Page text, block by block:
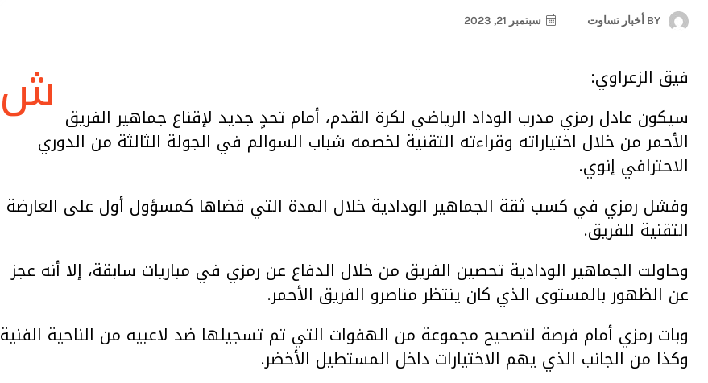
BY أخبار تساوت سبتمبر 21, 2023
ش
فيق الزعراوي:
سيكون عادل رمزي مدرب الوداد الرياضي لكرة القدم، أمام تحدٍ جديد لإقناع جماهير الفريق
الأحمر من خلال اختياراته وقراءته التقنية لخصمه شباب السوالم في الجولة الثالثة من الدوري
الاحترافي إنوي.
وفشل رمزي في كسب ثقة الجماهير الودادية خلال المدة التي قضاها كمسؤول أول على العارضة
التقنية للفريق.
وحاولت الجماهير الودادية تحصين الفريق من خلال الدفاع عن رمزي في مباريات سابقة، إلا أنه عجز
عن الظهور بالمستوى الذي كان ينتظر مناصرو الفريق الأحمر.
وبات رمزي أمام فرصة لتصحيح مجموعة من الهفوات التي تم تسجيلها ضد لاعبيه من الناحية الفنية
وكذا من الجانب الذي يهم الاختيارات داخل المستطيل الأخضر.